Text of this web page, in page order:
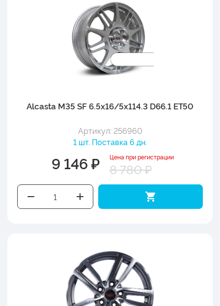
Alcasta M35 SF 6.5x16/5x114.3 D66.1 ET50
Артикул: 256960
1 шт. Поставка 6 дн.
9 146 ₽ Цена при регистрации
8 780 ₽